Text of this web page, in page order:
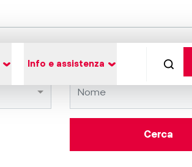
Info e assistenza
Cerca